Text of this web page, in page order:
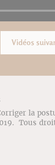
Vidéos
la
Tous